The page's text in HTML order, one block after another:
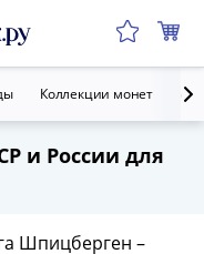
Коллекции монет
и России для
Шпицберген –